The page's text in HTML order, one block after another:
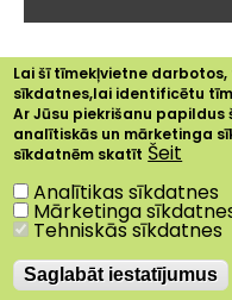
Lai šī tīmekļvietne
sīkdatnes,lai identificētu
Ar Jūsu piekrišanu
analītiskās un mārketinga
sīkdatnēm skatīt Šeit
Analītikas sīkdatnes
Mārketinga
Tehniskās sīkdatnes
Saglabāt iestatījumus